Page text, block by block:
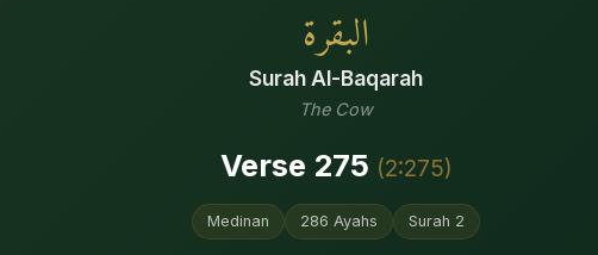
البقرة
Surah Al-Baqarah
The Cow
Verse 275 (2:275)
Medinan 286 Ayahs Surah 2